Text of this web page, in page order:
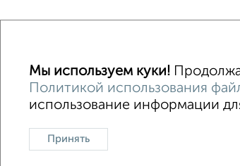
Контакты Политика конфиденциальности
О проекте
Мы используем куки!
Политикой использования
использование информации
Принять